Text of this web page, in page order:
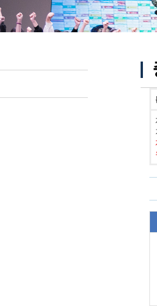
전경사진